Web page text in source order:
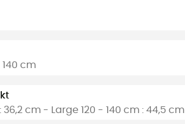
140 cm
36,2 cm - Large 120 - 140 cm : 44,5 cm